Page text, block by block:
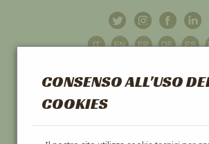
CONSENSO ALL'USO
COOKIES